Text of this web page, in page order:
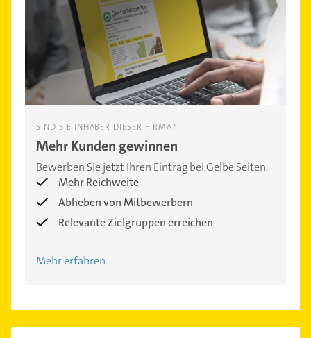
SIND SIE INHABER DIESER FIRMA?
Mehr Kunden gewinnen
Bewerben Sie jetzt Ihren Eintrag bei Gelbe Seiten.
Mehr Reichweite
Abheben von Mitbewerbern
Relevante Zielgruppen erreichen
Mehr erfahren